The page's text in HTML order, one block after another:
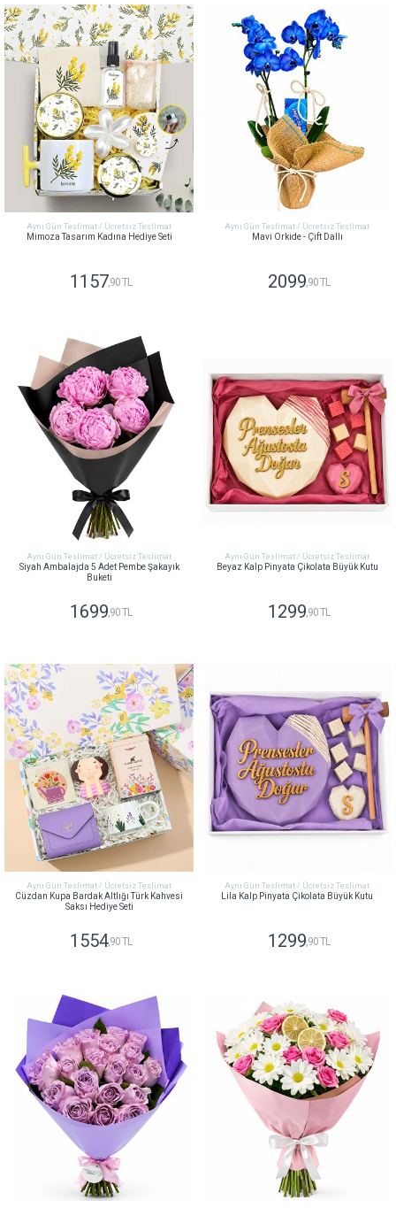
Aynı Gün Teslimat / Ücretsiz Teslimat
Mimoza Tasarım Kadına Hediye Seti
1157,90 TL
Aynı Gün Teslimat / Ücretsiz Teslimat
Mavi Orkide - Çift Dallı
2099,90 TL
Aynı Gün Teslimat / Ücretsiz Teslimat
Siyah Ambalajda 5 Adet Pembe Şakayık
Buketi
1699 ,90 TL
Aynı Gün Teslimat / Ücretsiz Teslimat
Beyaz Kalp Pinyata Çikolata Büyük Kutu
1299 ,90 TL
Aynı Gün Teslimat / Ücretsiz Teslimat
Cüzdan Kupa Bardak Altlığı Türk Kahvesi
Saksı Hediye Seti
1554,90 TL
Aynı Gün Teslimat / Ücretsiz Teslimat
Lila Kalp Pinyata Çikolata Büyük Kutu
1299,90 TL